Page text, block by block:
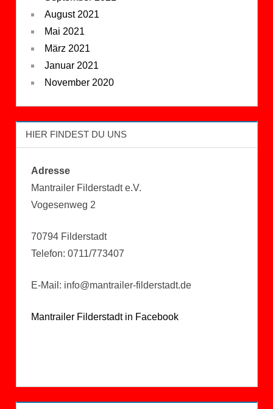
August 2021
Mai 2021
März 2021
Januar 2021
November 2020
HIER FINDEST DU UNS
Adresse
Mantrailer Filderstadt e.V.
Vogesenweg 2
70794 Filderstadt
Telefon: 0711/773407
E-Mail: info@mantrailer-filderstadt.de
Mantrailer Filderstadt in Facebook